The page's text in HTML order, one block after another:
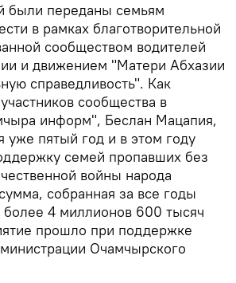
были переданы семьям
в рамках благотворительной
сообществом водителей
и движением "Матери Абхазии
справедливость". Как
сообщества в
информ", Беслан Мацапия,
уже пятый год и в этом году
семей пропавших без
войны народа
собранная за все годы
более 4 миллионов 600 тысяч
прошло при поддержке
Очамчырского